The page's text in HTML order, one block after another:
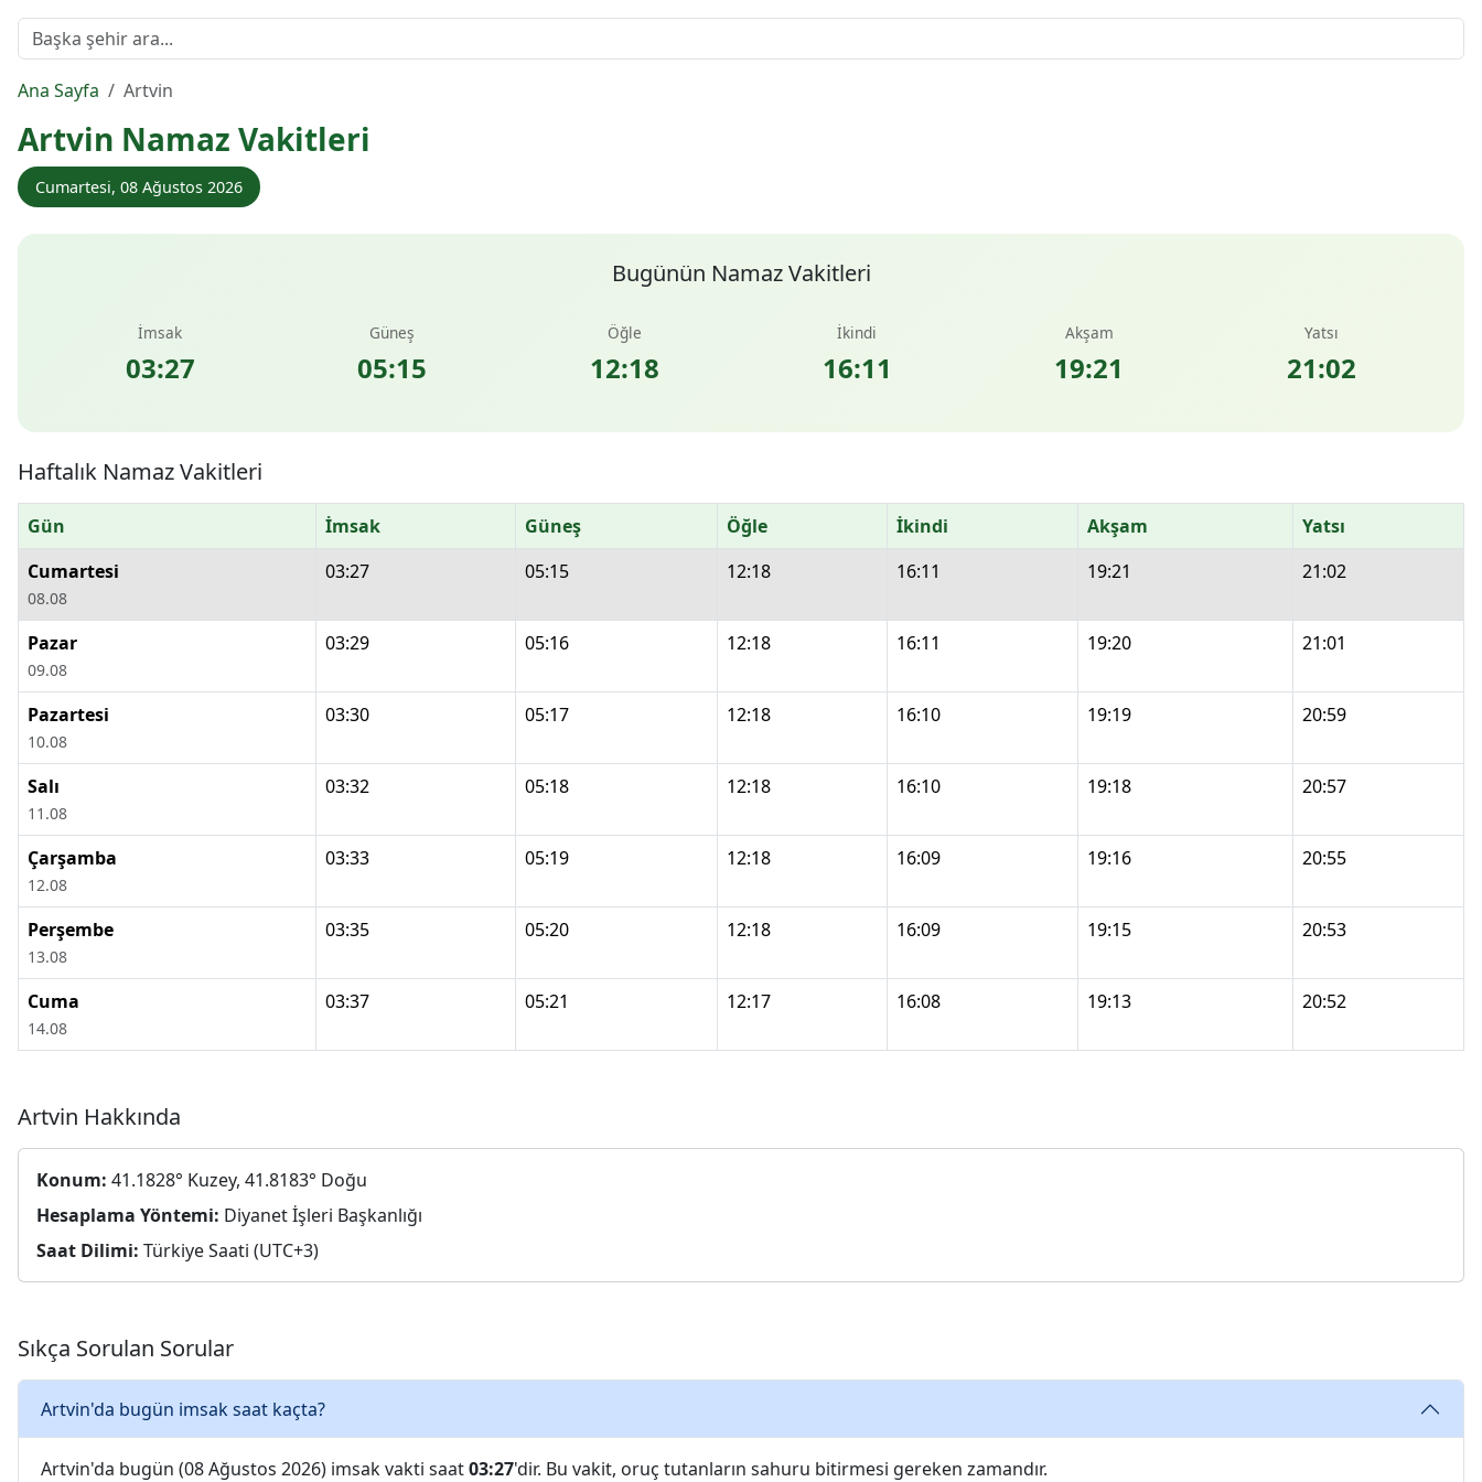
Ana Sayfa Artvin
Artvin Namaz Vakitleri
Cumartesi, 08 Ağustos 2026
Bugünün Namaz Vakitleri
İmsak
03:27
Güneş
05:15
Öğle
12:18
İkindi
16:11
Akşam
19:21
Yatsı
21:02
Haftalık Namaz Vakitleri
Gün İmsak Güneş Öğle İkindi Akşam
Yatsı
Cumartesi
08.08
03:27 05:15 12:18 16:11 19:21 21:02
Pazar
09.08
03:29 05:16 12:18 16:11 19:20 21:01
Pazartesi
10.08
03:30 05:17 12:18 16:10 19:19 20:59
Salı
11.08
03:32 05:18 12:18 16:10 19:18 20:57
Çarşamba
12.08
03:33 05:19 12:18 16:09 19:16 20:55
Perşembe
13.08
03:35 05:20 12:18 16:09 19:15 20:53
Cuma
14.08
03:37 05:21 12:17 16:08 19:13 20:52
Artvin Hakkında
Konum: 41.1828° Kuzey, 41.8183° Doğu
Hesaplama Yöntemi: Diyanet İşleri Başkanlığı
Saat Dilimi: Türkiye Saati (UTC+3)
Sıkça Sorulan Sorular
Artvin'da bugün imsak saat kaçta?
Artvin'da bugün (08 Ağustos 2026) imsak vakti saat03:27'dir. Bu vakit, oruç tutanların sahuru bitirmesi gereken zamandır.